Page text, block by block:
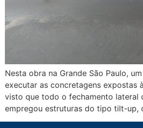
Nesta obra na Grande São Paulo,
executar as concretagens expostas
visto que todo o fechamento lateral
empregou estruturas do tipo tilt-up,